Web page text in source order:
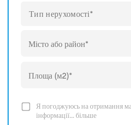
Тип нерухомості*
Я погоджуюсь на отримання
інформації...більше